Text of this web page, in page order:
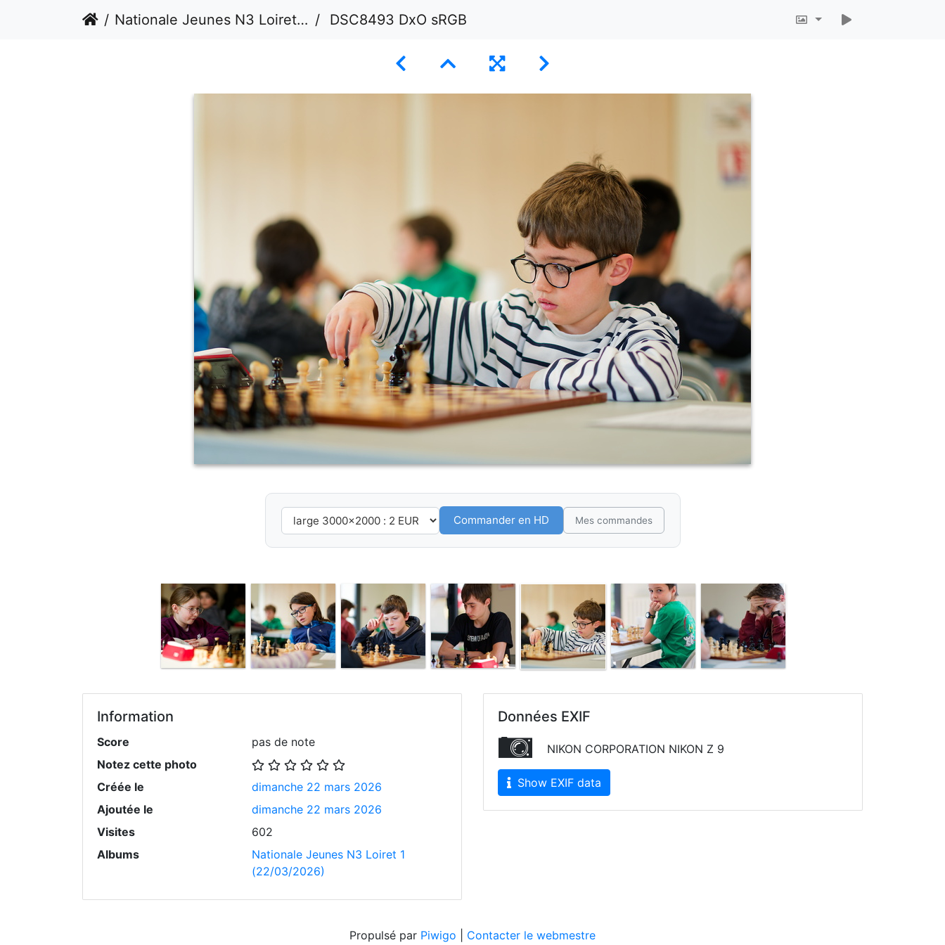
Nationale Jeunes N3 Loiret 1 (22/03/2026) DSC8493 DxO sRGB
Information
Score
pas de note
Notez cette photo
Créée le
dimanche 22 mars 2026
Ajoutée le
dimanche 22 mars 2026
Visites
602
Albums
Nationale Jeunes N3 Loiret 1
(22/03/2026)
Données EXIF
NIKON CORPORATION NIKON Z 9
Show EXIF data
Propulsé par Piwigo Contacter le webmestre